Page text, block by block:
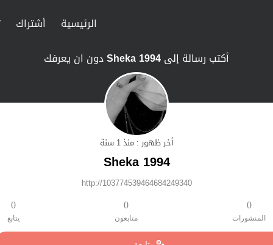
الرئيسية أشتراك
أكتب رسالة إلى1994 Sheka دون ان يعرفك
أخر ظهور : منذ 1 سنة
1994 Sheka
http://103774539464684249340
0
المنشورات
0
متابعون
0
يتابع